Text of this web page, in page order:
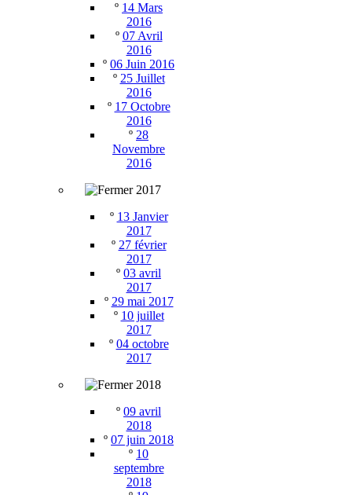
º 14 Mars
2016
º 07 Avril
2016
º 06 Juin 2016
º 25 Juillet
2016
º 17 Octobre
2016
º 28
Novembre
2016
2017
º 13 Janvier
2017
º 27 février
2017
º 03 avril
2017
º 29 mai 2017
º 10 juillet
2017
º 04 octobre
2017
2018
º 09 avril
2018
º 07 juin 2018
º 10
septembre
2018